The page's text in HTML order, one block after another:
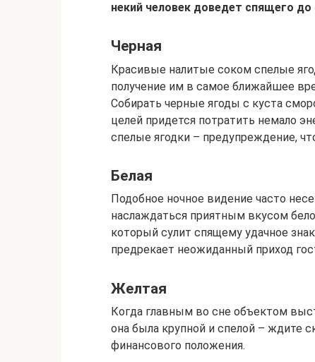
некий человек доведет спящего до
Черная
Красивые налитые соком спелые
получение им в самое ближайшее
Собирать черные ягоды с куста
целей придется потратить немало
спелые ягодки – предупреждение,
Белая
Подобное ночное видение часто
наслаждаться приятным вкусом
который сулит спящему удачное
предрекает неожиданный приход
Желтая
Когда главным во сне объектом
она была крупной и спелой – ждите
финансового положения.